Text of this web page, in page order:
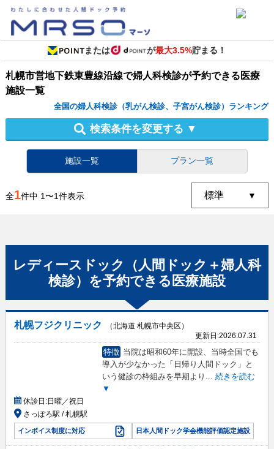
または が最大3.5%貯まる！
札幌市営地下鉄東豊線沿線で婦人科検診が予約できる医療
施設一覧
全国の婦人科検診（乳がん検診、子宮がん検診）ランキング
検索条件を変更する ▼
施設一覧 プラン一覧
全1件中 1〜1件表示
レディースドック（人間ドック＋婦人科
検診） を予約できる 医療施設
札幌フジクリニック
（北海道 札幌市中央区）
更新日:2026.07.31
特徴 当院は昭和60年に開設、当時全国でも
導入が少なかった「日帰り人間ドック」と
いう健診の枠組みを早期より ... 続きを読む
▼
休診日:日曜／祝日
さっぽろ駅 / 札幌駅
インボイス制度に対応 日本人間ドック学会機能評価認定施設